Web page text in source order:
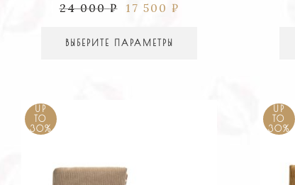
24 000₽ 17 500 ₽
ВЫБЕРИТЕ ПАРАМЕТРЫ
UP
TO
30%
UP
TO
30%